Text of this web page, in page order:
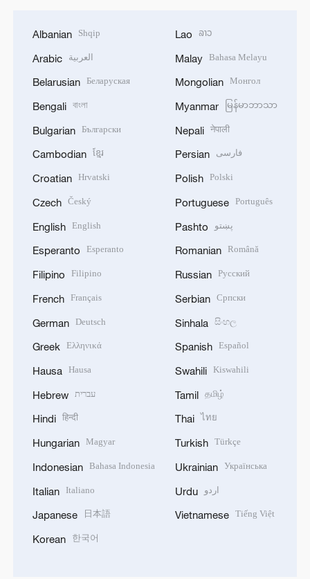
Albanian Shqip
Arabic العربية
Belarusian Беларуская
Bengali বাংলা
Bulgarian Български
Cambodian ខ្មែរ
Croatian Hrvatski
Czech Český
English English
Esperanto Esperanto
Filipino Filipino
French Français
German Deutsch
Greek Ελληνικά
Hausa Hausa
Hebrew עברית
Hindi हिन्दी
Hungarian Magyar
Indonesian Bahasa Indonesia
Italian Italiano
Japanese 日本語
Korean 한국어
Lao ລາວ
Malay Bahasa Melayu
Mongolian Монгол
Myanmar မြန်မာဘာသာ
Nepali नेपाली
Persian فارسی
Polish Polski
Portuguese Português
Pashto پښتو
Romanian Română
Russian Русский
Serbian Српски
Sinhala සිංහල
Spanish Español
Swahili Kiswahili
Tamil தமிழ்
Thai ไทย
Turkish Türkçe
Ukrainian Українська
Urdu اردو
Vietnamese Tiếng Việt